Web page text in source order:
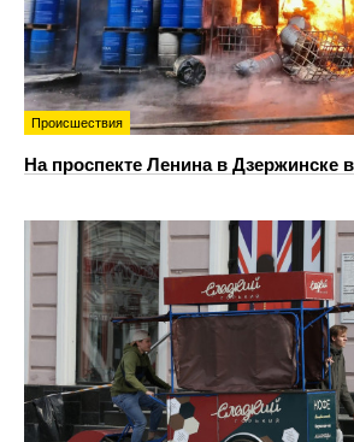
Происшествия
На проспекте Ленина в Дзержинске